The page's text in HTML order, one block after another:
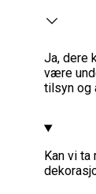
Ja, dere
være
tilsyn og
Kan vi